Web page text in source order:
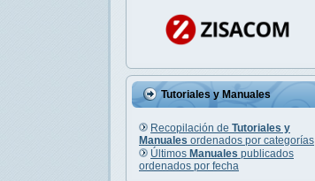
Tutoriales y Manuales
Recopilación de Tutoriales y
Manuales ordenados por categorías
Últimos Manuales publicados
ordenados por fecha